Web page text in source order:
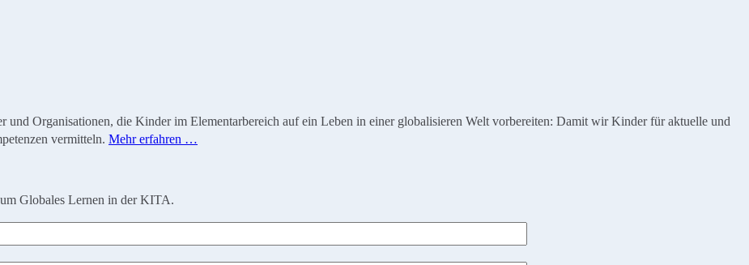
Organisationen, die Kinder im Elementarbereich auf ein Leben in einer globalisieren Welt vorbereiten: Damit wir Kinder für aktuelle und
vermitteln. Mehr erfahren …
Globales Lernen in der KITA.